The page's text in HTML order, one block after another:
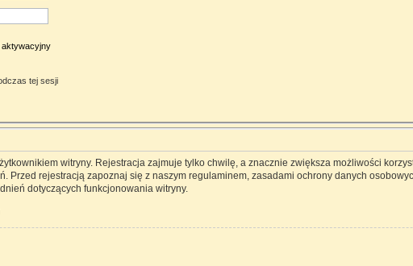
aktywacyjny
tej sesji
witryny. Rejestracja zajmuje tylko chwilę, a znacznie zwiększa możliwości
Przed rejestracją zapoznaj się z naszym regulaminem, zasadami ochrony danych
dotyczących funkcjonowania witryny.